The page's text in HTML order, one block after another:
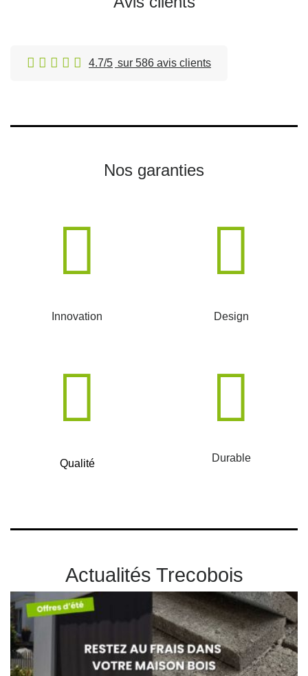
4.7/5 sur 586 avis clients
Nos garanties
Innovation Design
Qualité Durable
Actualités Trecobois